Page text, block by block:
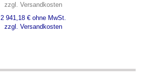
zzgl. Versandkosten
2 941,18 € ohne MwSt.
zzgl. Versandkosten